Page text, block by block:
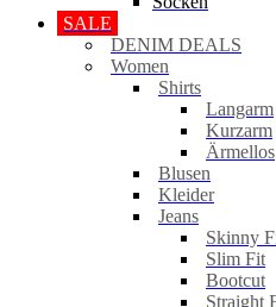
SALE
DENIM DEALS
Women
Shirts
Langarm
Kurzarm
Ärmellos
Blusen
Kleider
Jeans
Skinny
Slim Fit
Bootcut
Straight